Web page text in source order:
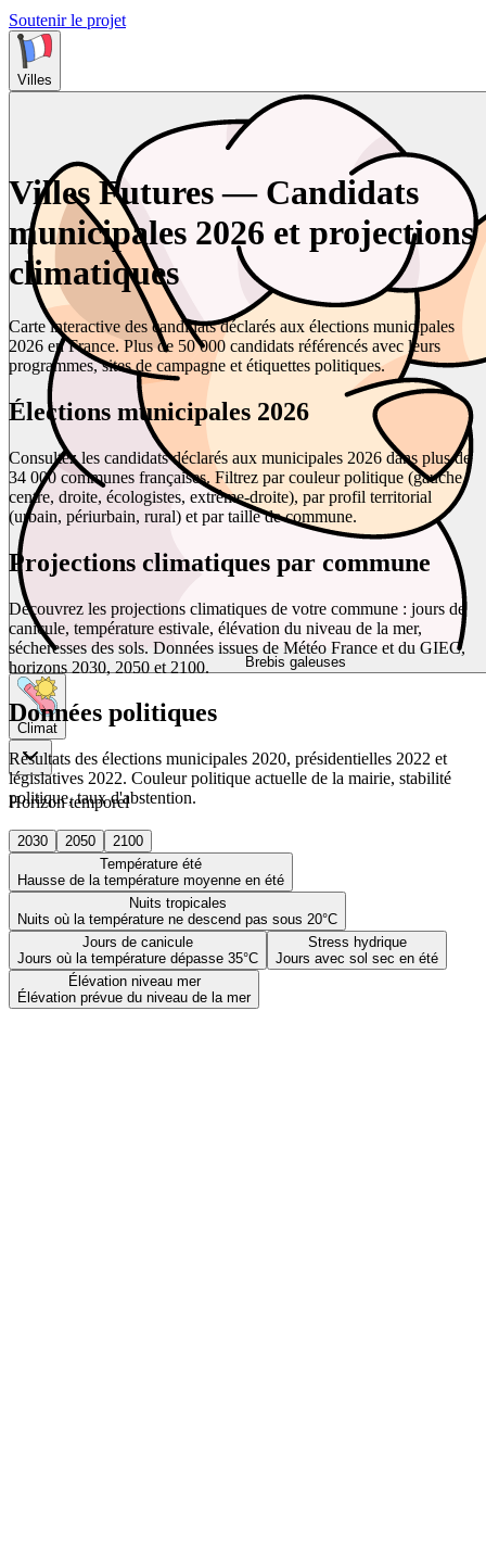
Soutenir le projet
Villes
Brebis galeuses
Climat
Horizon temporel
2030 2050
2100
Température été
Hausse de la température moyenne en été
Nuits tropicales
Nuits où la température ne descend pas sous 20°C
Jours de canicule
Jours où la température dépasse 35°C
Stress hydrique
Jours avec sol sec en été
Élévation niveau mer
Élévation prévue du niveau de la mer
Villes Futures — Candidats
municipales 2026 et projections
climatiques
Carte interactive des candidats déclarés aux élections municipales
2026 en France. Plus de 50 000 candidats référencés avec leurs
programmes, sites de campagne et étiquettes politiques.
Élections municipales 2026
Consultez les candidats déclarés aux municipales 2026 dans plus de
34 000 communes françaises. Filtrez par couleur politique (gauche,
centre, droite, écologistes, extrême-droite), par profil territorial
(urbain, périurbain, rural) et par taille de commune.
Projections climatiques par commune
Découvrez les projections climatiques de votre commune : jours de
canicule, température estivale, élévation du niveau de la mer,
sécheresses des sols. Données issues de Météo France et du GIEC,
horizons 2030, 2050 et 2100.
Données politiques
Résultats des élections municipales 2020, présidentielles 2022 et
législatives 2022. Couleur politique actuelle de la mairie, stabilité
politique, taux d'abstention.